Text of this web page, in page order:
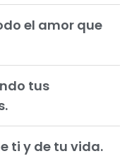
el amor que
tus
ti y de tu vida.